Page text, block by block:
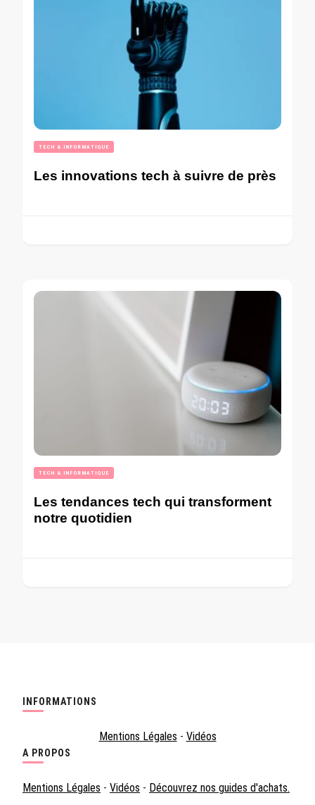
TECH & INFORMATIQUE
Les innovations tech à suivre de près
TECH & INFORMATIQUE
Les tendances tech qui transforment
notre quotidien
INFORMATIONS
Mentions Légales - Vidéos
A PROPOS
Mentions Légales - Vidéos - Découvrez nos guides d'achats.